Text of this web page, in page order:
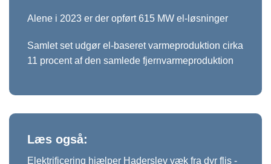
Alene i 2023 er der opført 615 MW el-løsninger
Samlet set udgør el-baseret varmeproduktion cirka
11 procent af den samlede fjernvarmeproduktion
Læs også:
Elektrificering hjælper Haderslev væk fra dyr flis -